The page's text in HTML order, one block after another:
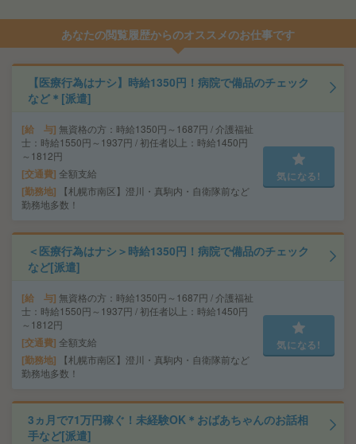
あなたの閲覧履歴からのオススメのお仕事です
【医療行為はナシ】時給1350円！病院で備品のチェック
など＊[派遣]
給 与 無資格の方：時給1350円～1687円 / 介護福祉
士：時給1550円～1937円 / 初任者以上：時給1450円
～1812円
交通費 全額支給
勤務地
【札幌市南区】澄川・真駒内・自衛隊前など
勤務地多数！
気になる!
＜医療行為はナシ＞時給1350円！病院で備品のチェック
など[派遣]
給 与 無資格の方：時給1350円～1687円 / 介護福祉
士：時給1550円～1937円 / 初任者以上：時給1450円
～1812円
交通費 全額支給
勤務地
【札幌市南区】澄川・真駒内・自衛隊前など
勤務地多数！
気になる!
3ヵ月で71万円稼ぐ！未経験OK＊おばあちゃんのお話相
手など[派遣]